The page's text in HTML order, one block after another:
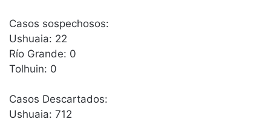
Casos sospechosos:
Ushuaia: 22
Río Grande: 0
Tolhuin: 0
Casos Descartados:
Ushuaia: 712